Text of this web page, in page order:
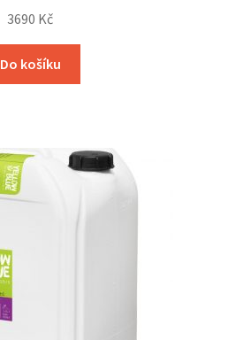
3690 Kč
Do košíku